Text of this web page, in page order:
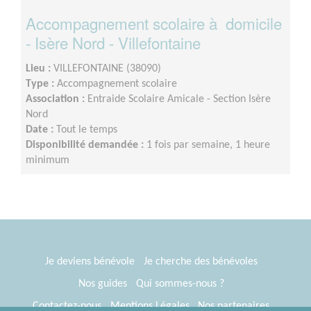
Accompagnement scolaire à domicile
- Isère Nord - Villefontaine
Lieu : VILLEFONTAINE (38090)
Type : Accompagnement scolaire
Association : Entraide Scolaire Amicale - Section Isère
Nord
Date : Tout le temps
Disponibilité demandée : 1 fois par semaine, 1 heure
minimum
Je deviens bénévole
Je cherche des bénévoles
Nos guides
Qui sommes-nous ?
Contactez-nous
Mentions Légales Nos partenaires